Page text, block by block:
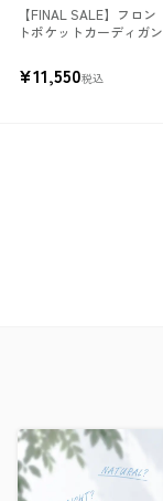
【FINAL SALE】フロン
トポケットカーディガン
¥11,550税込